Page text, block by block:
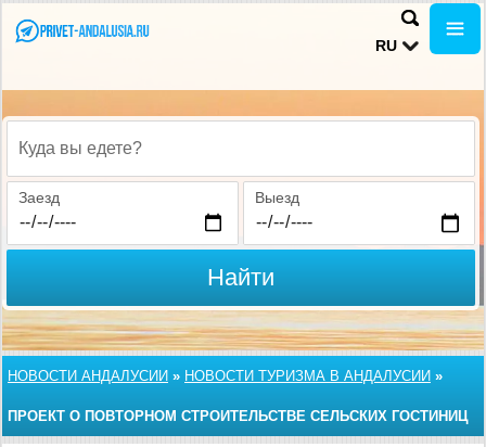
RU
Куда вы едете?
Заезд Выезд
Найти
НОВОСТИ АНДАЛУСИИ » НОВОСТИ ТУРИЗМА В АНДАЛУСИИ »
ПРОЕКТ О ПОВТОРНОМ СТРОИТЕЛЬСТВЕ СЕЛЬСКИХ ГОСТИНИЦ